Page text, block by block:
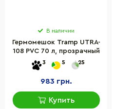
В наличии
Гермомешок Tramp UTRA-
108 PVC 70 л, прозрачный
3 5 25
983 грн.
Купить